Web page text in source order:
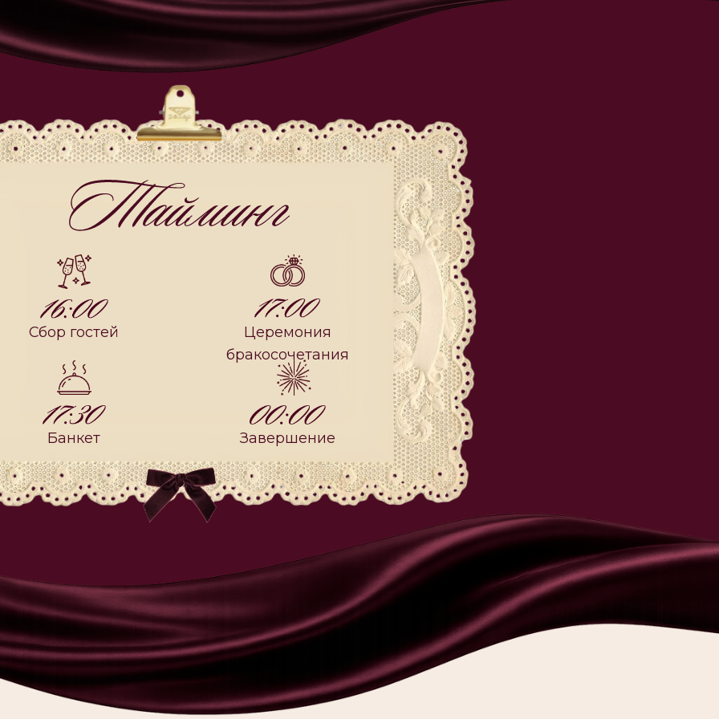
Банкет Завершение
гостей
Церемония
бракосочетания
то необходимо с собой иметь
купюры (номинал — 500р)! Если хотите
выиграть — берите больше🫡